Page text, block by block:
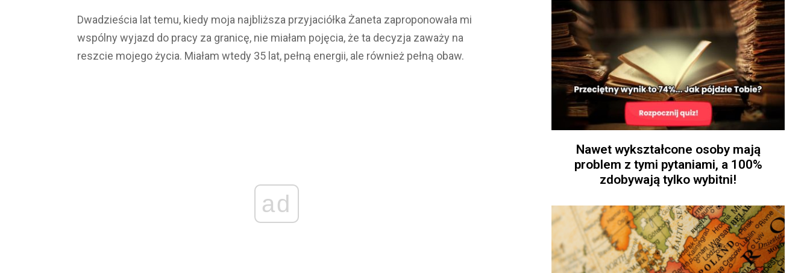
Dwadzieścia lat temu, kiedy moja najbliższa przyjaciółka Żaneta zaproponowała mi
wspólny wyjazd do pracy za granicę, nie miałam pojęcia, że ta decyzja zaważy na
reszcie mojego życia. Miałam wtedy 35 lat, pełną energii, ale również pełną obaw.
ad
Nawet wykształcone osoby mają
problem z tymi pytaniami, a 100%
zdobywają tylko wybitni!